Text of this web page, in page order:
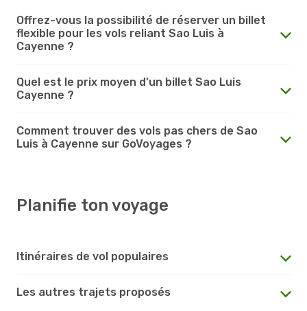
Offrez-vous la possibilité de réserver un billet
flexible pour les vols reliant Sao Luis à
Cayenne ?
Quel est le prix moyen d'un billet Sao Luis
Cayenne ?
Comment trouver des vols pas chers de Sao
Luis à Cayenne sur GoVoyages ?
Planifie ton voyage
Itinéraires de vol populaires
Les autres trajets proposés